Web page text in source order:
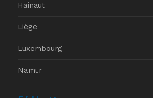
Hainaut
Liège
Luxembourg
Namur